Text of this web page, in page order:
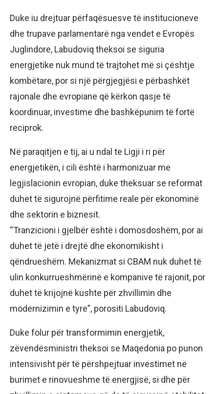
Duke iu drejtuar përfaqësuesve të institucioneve
dhe trupave parlamentarë nga vendet e Evropës
Juglindore, Labudoviq theksoi se siguria
energjetike nuk mund të trajtohet më si çështje
kombëtare, por si një përgjegjësi e përbashkët
rajonale dhe evropiane që kërkon qasje të
koordinuar, investime dhe bashkëpunim të fortë
reciprok.
Në paraqitjen e tij, ai u ndal te Ligji i ri për
energjetikën, i cili është i harmonizuar me
legjislacionin evropian, duke theksuar se reformat
duhet të sigurojnë përfitime reale për ekonominë
dhe sektorin e biznesit.
“Tranzicioni i gjelbër është i domosdoshëm, por ai
duhet të jetë i drejtë dhe ekonomikisht i
qëndrueshëm. Mekanizmat si CBAM nuk duhet të
ulin konkurrueshmërinë e kompanive të rajonit, por
duhet të krijojnë kushte për zhvillimin dhe
modernizimin e tyre”, porositi Labudoviq.
Duke folur për transformimin energjetik,
zëvendësministri theksoi se Maqedonia po punon
intensivisht për të përshpejtuar investimet në
burimet e rinovueshme të energjisë, si dhe për